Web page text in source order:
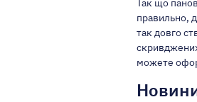
Так що
правильно,
так довго
можете